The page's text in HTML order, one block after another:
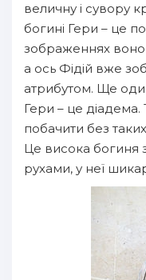
величну і сувору
богині Гери – це
зображеннях воно
а ось Фідій вже
атрибутом. Ще
Гери – це
побачити без
Це висока богиня
рухами, у неї